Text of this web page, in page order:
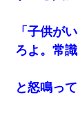
妹が嘘つきな
ら、旦那の顔
いつもより早
とっさに女児
「子供が
ろよ。常識
と怒鳴っ